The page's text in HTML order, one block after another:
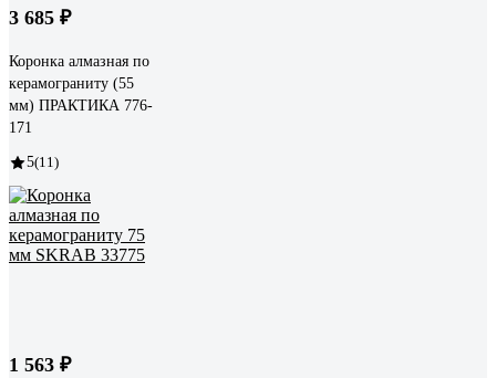
3 685 ₽
Коронка алмазная по
керамограниту (55
мм) ПРАКТИКА 776-
171
5(11)
1 563 ₽